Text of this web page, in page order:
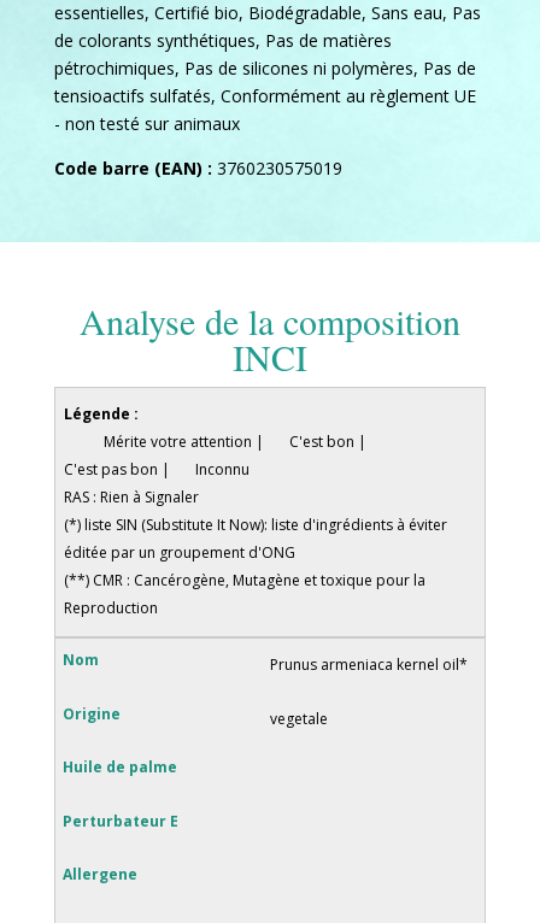
essentielles, Certifié bio, Biodégradable, Sans eau, Pas
de colorants synthétiques, Pas de matières
pétrochimiques, Pas de silicones ni polymères, Pas de
tensioactifs sulfatés, Conformément au règlement UE
- non testé sur animaux
Code barre (EAN) : 3760230575019
Analyse de la composition
INCI
Légende :
Mérite votre attention |
C'est bon |
C'est pas bon |
Inconnu
RAS : Rien à Signaler
(*) liste SIN (Substitute It Now): liste d'ingrédients à éviter
éditée par un groupement d'ONG
(**) CMR : Cancérogène, Mutagène et toxique pour la
Reproduction
Prunus armeniaca kernel oil*
vegetale